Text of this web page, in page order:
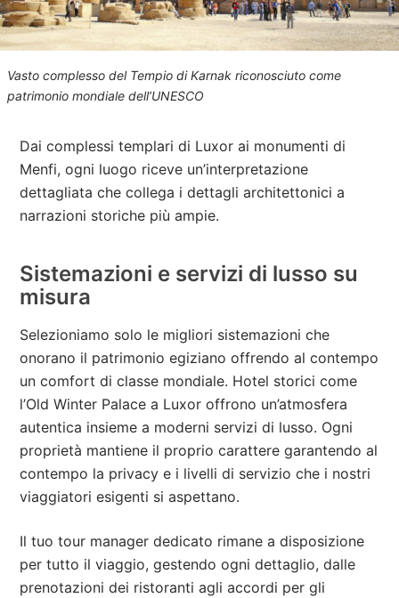
Vasto complesso del Tempio di Karnak riconosciuto come
patrimonio mondiale dell’UNESCO
Dai complessi templari di Luxor ai monumenti di
Menfi, ogni luogo riceve un’interpretazione
dettagliata che collega i dettagli architettonici a
narrazioni storiche più ampie.
Sistemazioni e servizi di lusso su
misura
Selezioniamo solo le migliori sistemazioni che
onorano il patrimonio egiziano offrendo al contempo
un comfort di classe mondiale. Hotel storici come
l’Old Winter Palace a Luxor offrono un’atmosfera
autentica insieme a moderni servizi di lusso. Ogni
proprietà mantiene il proprio carattere garantendo al
contempo la privacy e i livelli di servizio che i nostri
viaggiatori esigenti si aspettano.
Il tuo tour manager dedicato rimane a disposizione
per tutto il viaggio, gestendo ogni dettaglio, dalle
prenotazioni dei ristoranti agli accordi per gli